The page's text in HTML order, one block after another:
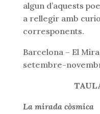
algun d’aquests
a rellegir amb
corresponents.
Barcelona – El
setembre-
La mirada còsmica